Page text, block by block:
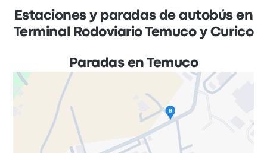
Estaciones y paradas de autobús en
Terminal Rodoviario Temuco y Curico
Paradas en Temuco